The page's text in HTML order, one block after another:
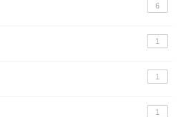
6
1
1
1